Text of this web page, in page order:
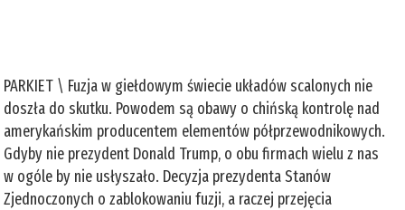
PARKIET \ Fuzja w giełdowym świecie układów scalonych nie
doszła do skutku. Powodem są obawy o chińską kontrolę nad
amerykańskim producentem elementów półprzewodnikowych.
Gdyby nie prezydent Donald Trump, o obu firmach wielu z nas
w ogóle by nie usłyszało. Decyzja prezydenta Stanów
Zjednoczonych o zablokowaniu fuzji, a raczej przejęcia